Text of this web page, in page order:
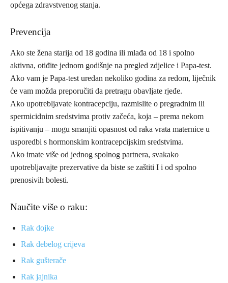
općega zdravstvenog stanja.
Prevencija
Ako ste žena starija od 18 godina ili mlađa od 18 i spolno
aktivna, otiđite jednom godišnje na pregled zdjelice i Papa-test.
Ako vam je Papa-test uredan nekoliko godina za redom, liječnik
će vam možda preporučiti da pretragu obavljate rjeđe.
Ako upotrebljavate kontracepciju, razmislite o pregradnim ili
spermicidnim sredstvima protiv začeća, koja – prema nekom
ispitivanju – mogu smanjiti opasnost od raka vrata maternice u
usporedbi s hormonskim kontracepcijskim sredstvima.
Ako imate više od jednog spolnog partnera, svakako
upotrebljavajte prezervative da biste se zaštiti I i od spolno
prenosivih bolesti.
Naučite više o raku:
Rak dojke
Rak debelog crijeva
Rak gušterače
Rak jajnika